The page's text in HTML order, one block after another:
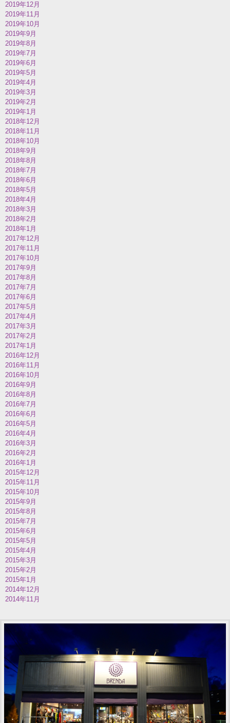
2019年12月
2019年11月
2019年10月
2019年9月
2019年8月
2019年7月
2019年6月
2019年5月
2019年4月
2019年3月
2019年2月
2019年1月
2018年12月
2018年11月
2018年10月
2018年9月
2018年8月
2018年7月
2018年6月
2018年5月
2018年4月
2018年3月
2018年2月
2018年1月
2017年12月
2017年11月
2017年10月
2017年9月
2017年8月
2017年7月
2017年6月
2017年5月
2017年4月
2017年3月
2017年2月
2017年1月
2016年12月
2016年11月
2016年10月
2016年9月
2016年8月
2016年7月
2016年6月
2016年5月
2016年4月
2016年3月
2016年2月
2016年1月
2015年12月
2015年11月
2015年10月
2015年9月
2015年8月
2015年7月
2015年6月
2015年5月
2015年4月
2015年3月
2015年2月
2015年1月
2014年12月
2014年11月